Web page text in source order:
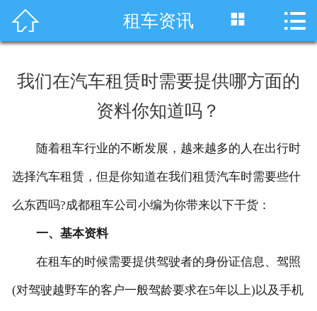
 首页
川藏线租车
租车资讯
 租车资讯  
我们在汽车租赁时需要提供哪方面的
资料你知道吗？
随着租车行业的不断发展，越来越多的人在出行时
选择汽车租赁，但是你知道在我们租赁汽车时需要些什
么东西吗?成都租车公司小编为你带来以下干货：
一、基本资料
在租车的时候需要提供驾驶者的身份证信息、驾照
(对驾驶越野车的客户一般驾龄要求在5年以上)以及手机